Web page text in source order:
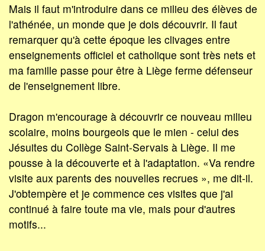
Mais il faut m'introduire dans ce milieu des élèves de
l'athénée, un monde que je dois découvrir. Il faut
remarquer qu'à cette époque les clivages entre
enseignements officiel et catholique sont très nets et
ma famille passe pour être à Liège ferme défenseur
de l'enseignement libre.
Dragon m'encourage à découvrir ce nouveau milieu
scolaire, moins bourgeois que le mien - celui des
Jésuites du Collège Saint-Servais à Liège. Il me
pousse à la découverte et à l'adaptation. «Va rendre
visite aux parents des nouvelles recrues », me dit-il.
J'obtempère et je commence ces visites que j'ai
continué à faire toute ma vie, mais pour d'autres
motifs...